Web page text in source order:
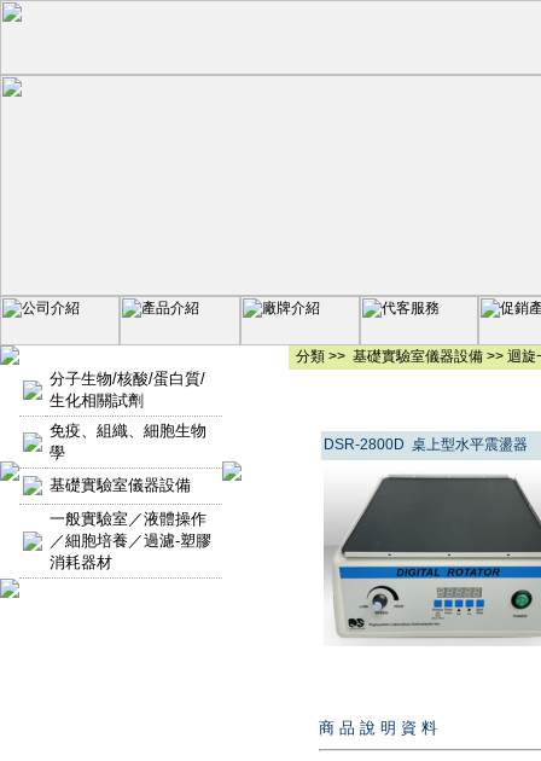
分子生物/核酸/蛋白質/
生化相關試劑
免疫、組織、細胞生物
學
基礎實驗室儀器設備
一般實驗室／液體操作
／細胞培養／過濾-塑膠
消耗器材
分類 >> 基礎實驗室儀器設備>> 迴旋
DSR-2800D 桌上型水平震盪器
商 品 說 明 資 料